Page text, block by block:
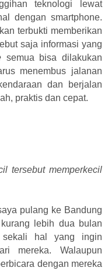
teknologi lewat
dengan smartphone.
terbukti memberikan
saja informasi yang
semua bisa dilakukan
menembus jalanan
dan berjalan
praktis dan cepat.
tersebut memperkecil
pulang ke Bandung
lebih dua bulan
sekali hal yang ingin
mereka. Walaupun
dengan mereka